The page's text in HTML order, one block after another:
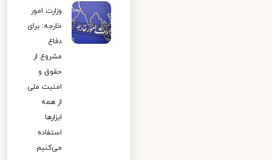
وزارت امور
خارجه: برای
دفاع
مشروع از
حقوق و
امنیت ملی
از همه
ابزارها
استفاده
می‌کنیم